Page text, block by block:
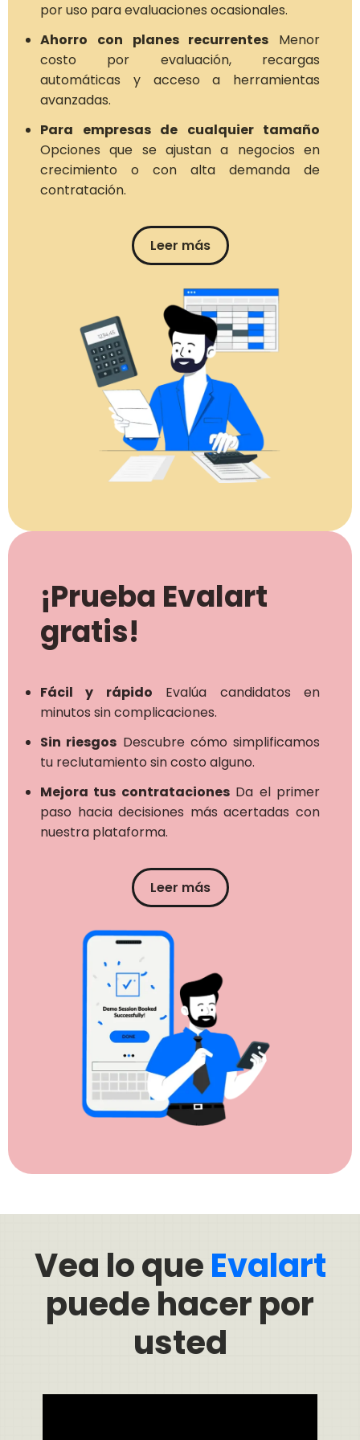
por uso para evaluaciones ocasionales.
Ahorro con planes recurrentes Menor
costo por evaluación, recargas
automáticas y acceso a herramientas
avanzadas.
Para empresas de cualquier tamaño
Opciones que se ajustan a negocios en
crecimiento o con alta demanda de
contratación.
Leer más
¡Prueba Evalart
gratis!
Fácil y rápido Evalúa candidatos en
minutos sin complicaciones.
Sin riesgos Descubre cómo simplificamos
tu reclutamiento sin costo alguno.
Mejora tus contratacionesDa el primer
paso hacia decisiones más acertadas con
nuestra plataforma.
Leer más
Vea lo queEvalart
puede hacer por
usted